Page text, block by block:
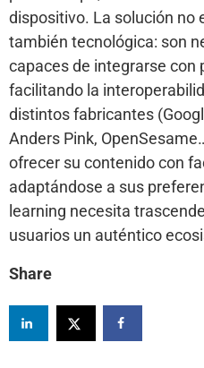
dispositivo. La solución no
también tecnológica: son
capaces de integrarse
facilitando la
distintos fabricantes
Anders Pink,
ofrecer su contenido con
adaptándose a sus
learning necesita
usuarios un auténtico
Share